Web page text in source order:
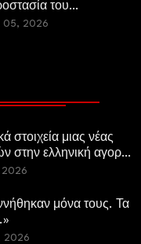
του
και ιστορικού
05, 2026
στοιχεία μιας νέας
στην ελληνική αγορά
2026
μόνα τους. Τα
2026